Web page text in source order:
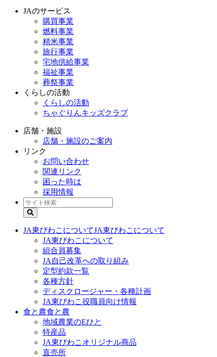
JAのサービス
購買事業
燃料事業
精米事業
旅行事業
宅地供給事業
福祉事業
葬祭事業
くらしの活動
くらしの活動
ちゃぐりんキッズクラブ
店舗・施設
店舗・施設のご案内
リンク
お問い合わせ
関連リンク
困った時は
採用情報
JA東びわこについてJA東びわこについて
JA東びわこについて
組合員募集
JA自己改革への取り組み
定型約款一覧
各種方針
ディスクロージャー・各種計画
JA東びわこ役職員向け情報
食と農食と農
地域農業のEひと
特産品
JA東びわこオリジナル商品
直売所